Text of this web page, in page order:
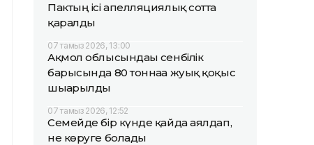
Пактың ісі апелляциялық сотта
қаралды
07 тамыз 2026, 13:00
Ақмол облысындағы сенбілік
барысында 80 тоннаға жуық қоқыс
шығарылды
07 тамыз 2026, 12:52
Семейде бір күнде қайда аялдап,
не көруге болады